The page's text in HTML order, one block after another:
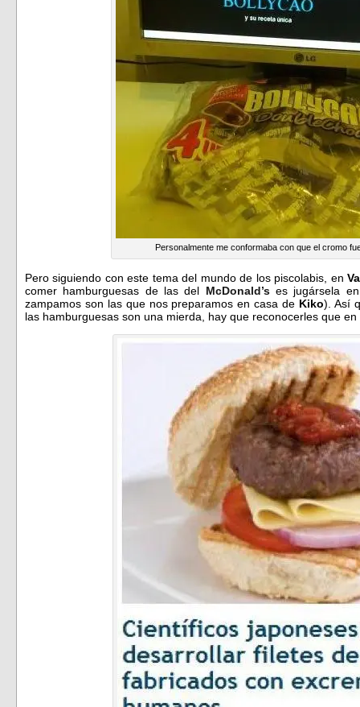
Personalmente me conformaba con que el cromo
Pero siguiendo con este tema del mundo de los piscolabis, en
comer hamburguesas de las del McDonald’ses jugársela
zampamos son las que nos preparamos en casa de Kiko). Así
las hamburguesas son una mierda, hay que reconocerles que